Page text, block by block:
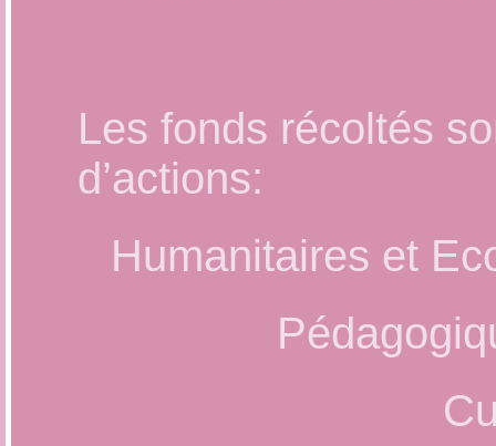
Les fonds récoltés
d’actions:
Humanitaires et